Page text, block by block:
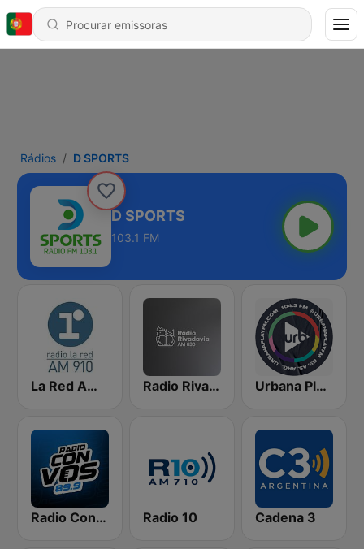
Rádios D SPORTS
D SPORTS
103.1 FM
La Red AM 910 Radio Rivadavia 630 AM Urbana Play 104.3 FM
Radio Con Vos 89.9 Radio 10 Cadena 3